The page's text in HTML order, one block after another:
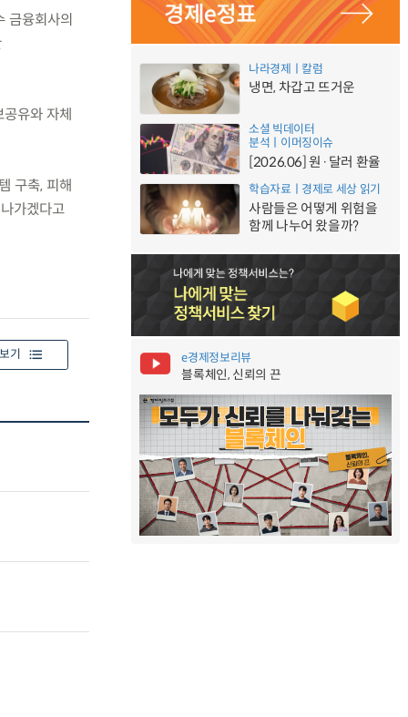
금융회사의
유와 자체
구축, 피해
가겠다고
기
나라경제ㅣ칼럼
냉면, 차갑고 뜨거운
소셜 빅데이터
분석ㅣ이머징이슈
[2026.06] 원·달러 환율
학습자료ㅣ경제로 세상 읽기
사람들은 어떻게 위험을
함께 나누어 왔을까?
e경제정보리뷰
블록체인, 신뢰의 끈